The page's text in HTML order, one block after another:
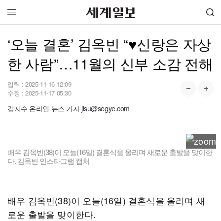
‘오늘 결혼’ 김옥빈 “♥신랑은 자상
한 사람”…11월의 신부 소감 전해
입력 : 2025-11-16 12:09
수정 : 2025-11-17 05:30
김지수 온라인 뉴스 기자 jisu@segye.com
배우 김옥빈(38)이 오늘(16일) 결혼식을 올리며 새로운 출발을 맞이한
다. 김옥빈 인스타그램 캡처
배우 김옥빈(38)이 오늘(16일) 결혼식을 올리며 새
로운 출발을 맞이한다.